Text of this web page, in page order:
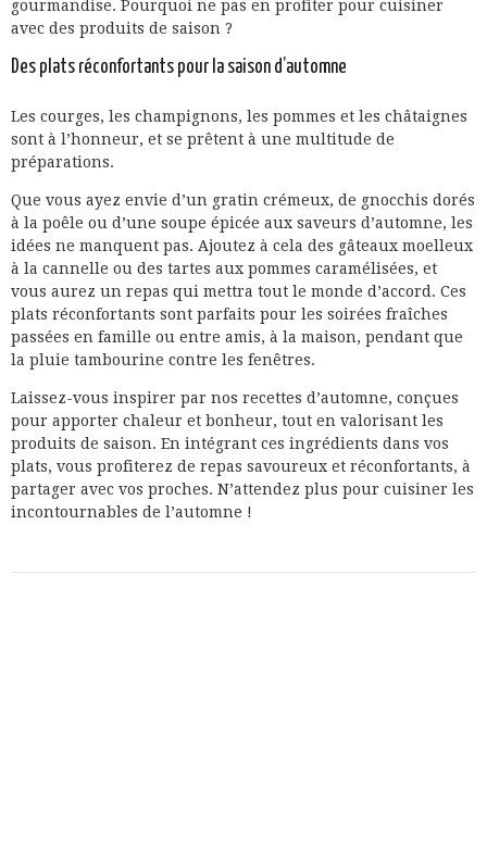
gourmandise. Pourquoi ne pas en profiter pour cuisiner
avec des produits de saison ?
Des plats réconfortants pour la saison d’automne
Les courges, les champignons, les pommes et les châtaignes
sont à l’honneur, et se prêtent à une multitude de
préparations.
Que vous ayez envie d’un gratin crémeux, de gnocchis dorés
à la poêle ou d’une soupe épicée aux saveurs d’automne, les
idées ne manquent pas. Ajoutez à cela des gâteaux moelleux
à la cannelle ou des tartes aux pommes caramélisées, et
vous aurez un repas qui mettra tout le monde d’accord. Ces
plats réconfortants sont parfaits pour les soirées fraîches
passées en famille ou entre amis, à la maison, pendant que
la pluie tambourine contre les fenêtres.
Laissez-vous inspirer par nos recettes d’automne, conçues
pour apporter chaleur et bonheur, tout en valorisant les
produits de saison. En intégrant ces ingrédients dans vos
plats, vous profiterez de repas savoureux et réconfortants, à
partager avec vos proches. N’attendez plus pour cuisiner les
incontournables de l’automne !